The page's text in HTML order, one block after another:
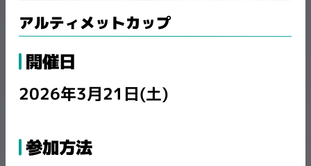
アルティメットカップ
開催日
2026年3月21日(土)
参加方法